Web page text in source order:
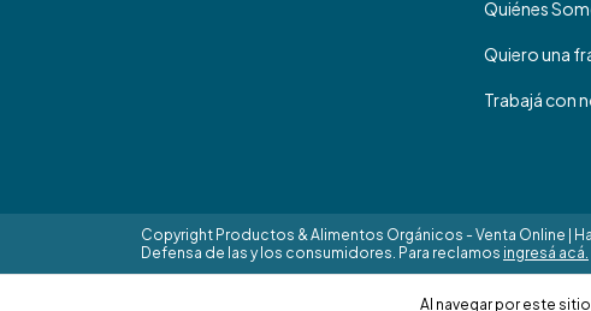
Al navegar por este sitio
Quiénes
Quiero una
Trabajá con
Copyright Productos & Alimentos Orgánicos - Venta Online |
Defensa de las y los consumidores. Para reclamos ingresá acá.